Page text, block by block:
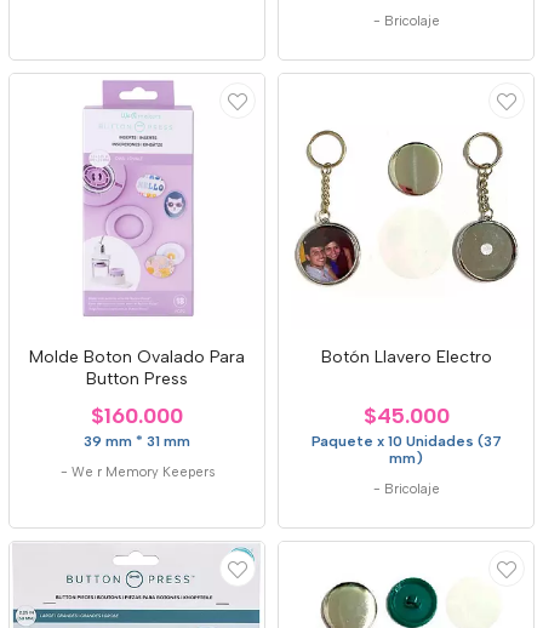
- Bricolaje
Molde Boton Ovalado Para
Button Press
$160.000
39 mm * 31 mm
- We r Memory Keepers
Botón Llavero Electro
$45.000
Paquete x 10 Unidades (37
mm)
- Bricolaje